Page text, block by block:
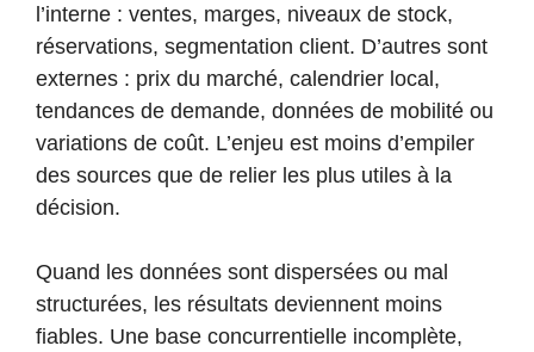
l’interne : ventes, marges, niveaux de stock,
réservations, segmentation client. D’autres sont
externes : prix du marché, calendrier local,
tendances de demande, données de mobilité ou
variations de coût. L’enjeu est moins d’empiler
des sources que de relier les plus utiles à la
décision.
Quand les données sont dispersées ou mal
structurées, les résultats deviennent moins
fiables. Une base concurrentielle incomplète,